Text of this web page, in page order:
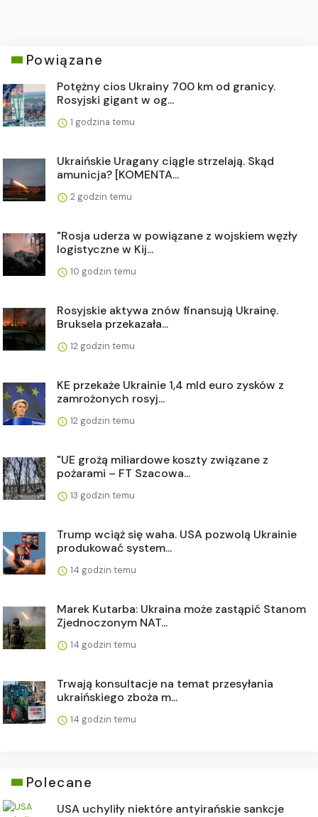
Powiązane
Potężny cios Ukrainy 700 km od granicy.
Rosyjski gigant w og...
1 godzina temu
Ukraińskie Uragany ciągle strzelają. Skąd
amunicja? [KOMENTA...
2 godzin temu
"Rosja uderza w powiązane z wojskiem węzły
logistyczne w Kij...
10 godzin temu
Rosyjskie aktywa znów finansują Ukrainę.
Bruksela przekazała...
12 godzin temu
KE przekaże Ukrainie 1,4 mld euro zysków z
zamrożonych rosyj...
12 godzin temu
"UE grożą miliardowe koszty związane z
pożarami – FT Szacowa...
13 godzin temu
Trump wciąż się waha. USA pozwolą Ukrainie
produkować system...
14 godzin temu
Marek Kutarba: Ukraina może zastąpić Stanom
Zjednoczonym NAT...
14 godzin temu
Trwają konsultacje na temat przesyłania
ukraińskiego zboża m...
14 godzin temu
Polecane
USA uchyliły niektóre antyirańskie sankcje